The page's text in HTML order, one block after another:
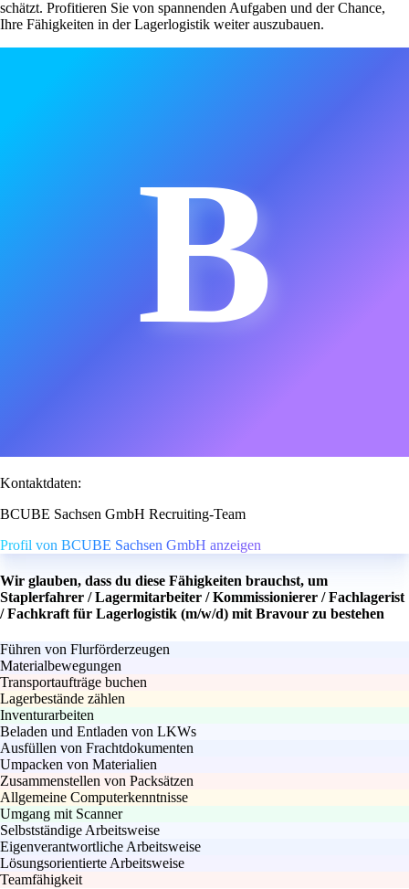
schätzt. Profitieren Sie von spannenden Aufgaben und der Chance,
Ihre Fähigkeiten in der Lagerlogistik weiter auszubauen.
B
Kontaktdaten:
BCUBE Sachsen GmbH Recruiting-Team
Profil von BCUBE Sachsen GmbH anzeigen
Wir glauben, dass du diese Fähigkeiten brauchst, um
Staplerfahrer / Lagermitarbeiter / Kommissionierer / Fachlagerist
/ Fachkraft für Lagerlogistik (m/w/d) mit Bravour zu bestehen
Führen von Flurförderzeugen
Materialbewegungen
Transportaufträge buchen
Lagerbestände zählen
Inventurarbeiten
Beladen und Entladen von LKWs
Ausfüllen von Frachtdokumenten
Umpacken von Materialien
Zusammenstellen von Packsätzen
Allgemeine Computerkenntnisse
Umgang mit Scanner
Selbstständige Arbeitsweise
Eigenverantwortliche Arbeitsweise
Lösungsorientierte Arbeitsweise
Teamfähigkeit